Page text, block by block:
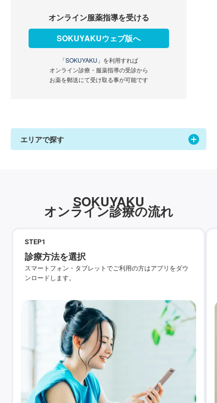
オンライン服薬指導を受ける
SOKUYAKUウェブ版へ
「SOKUYAKU」 を利用すれば
オンライン診療・服薬指導の受診から
お薬を郵送にて受け取る事が可能です
エリアで探す
SOKUYAKU
オンライン診療の流れ
STEP1
診療方法を選択
スマートフォン・タブレットでご利用の方はアプリをダウ
ンロードします。